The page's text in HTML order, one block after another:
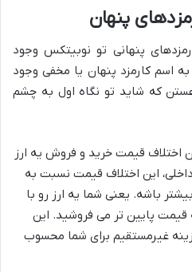
پنهان
پنهانی تو نوبیتکس وجود
اسم کارمزد پنهان یا مخفی وجود
که شاید تو نگاه اول به چشم
اختلاف قیمت خرید و فروش یه ارز
این اختلاف قیمت نسبت به
باشه. یعنی شما یه ارز رو با
قیمت پایین تر می فروشید. این
غیرمستقیم برای شما محسوب